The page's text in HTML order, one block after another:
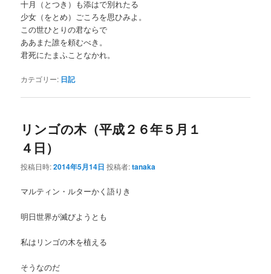
十月（とつき）も添はで別れたる
少女（をとめ）ごころを思ひみよ。
この世ひとりの君ならで
ああまた誰を頼むべき。
君死にたまふことなかれ。
カテゴリー: 日記
リンゴの木（平成２６年５月１
４日）
投稿日時:2014年5月14日 投稿者:tanaka
マルティン・ルターかく語りき
明日世界が滅びようとも
私はリンゴの木を植える
そうなのだ